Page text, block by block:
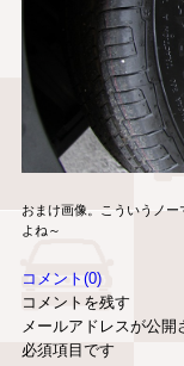
おまけ画像。こういうノ
よね～
コメント(0)
コメントを残す
メールアドレスが公開
必須項目です